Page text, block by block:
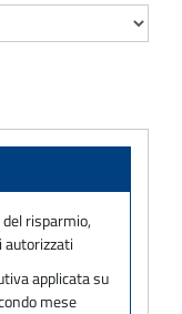
risparmio,
applicata su
mese